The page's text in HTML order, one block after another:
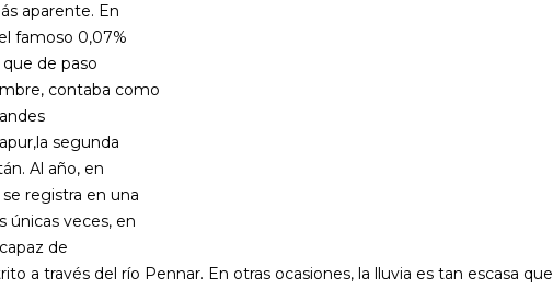
aparente. En
famoso 0,07%
de paso
contaba como
segunda
Al año, en
registra en una
únicas veces, en
de
a través del río Pennar. En otras ocasiones, la lluvia es tan escasa que